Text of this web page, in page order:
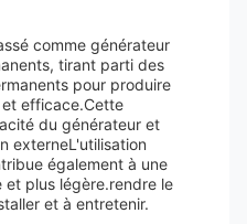
comme générateur
tirant parti des
pour produire
efficace.Cette
du générateur et
externeL'utilisation
également à une
plus légère.rendre le
et à entretenir.